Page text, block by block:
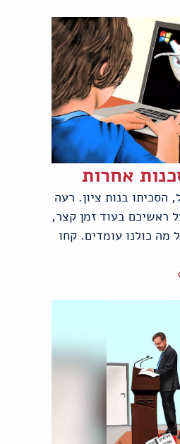
אחרות
הסכיתו בנות ציון. רעה
ראשיכם בעוד זמן קצר,
מה כולנו עומדים. קחו